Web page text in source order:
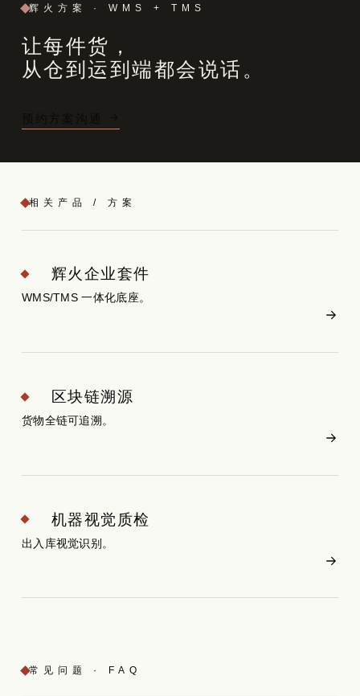
辉火方案 · WMS + TMS
让每件货，
从仓到运到端都会说话。
相关产品 / 方案
辉火企业套件
WMS/TMS 一体化底座。
区块链溯源
货物全链可追溯。
机器视觉质检
出入库视觉识别。
常见问题 · FAQ